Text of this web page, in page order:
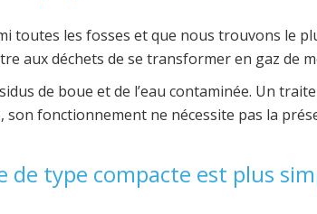
toutes les fosses et que nous trouvons le
aux déchets de se transformer en gaz de
de boue et de l’eau contaminée. Un
son fonctionnement ne nécessite pas la
de type compacte est plus